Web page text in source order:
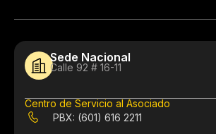
Sede Nacional
Calle 92 # 16-11
Centro de Servicio al Asociado
PBX: (601) 616 2211